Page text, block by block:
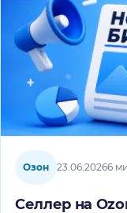
Озон 23.06.20266
Селлер на